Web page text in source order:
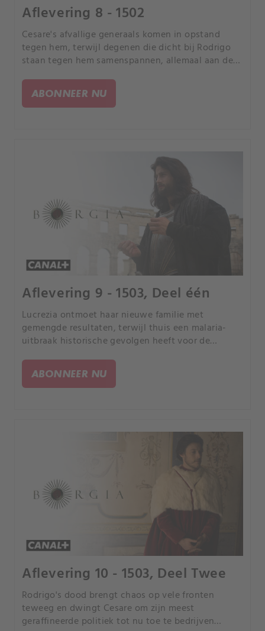
Aflevering 8 - 1502
Cesare's afvallige generaals komen in opstand
tegen hem, terwijl degenen die dicht bij Rodrigo
staan tegen hem samenspannen, allemaal aan de
ABONNEER NU
Aflevering 9 - 1503, Deel één
Lucrezia ontmoet haar nieuwe familie met
gemengde resultaten, terwijl thuis een malaria-
uitbraak historische gevolgen heeft voor de
ABONNEER NU
Aflevering 10 - 1503, Deel Twee
Rodrigo's dood brengt chaos op vele fronten
teweeg en dwingt Cesare om zijn meest
geraffineerde politiek tot nu toe te bedrijven